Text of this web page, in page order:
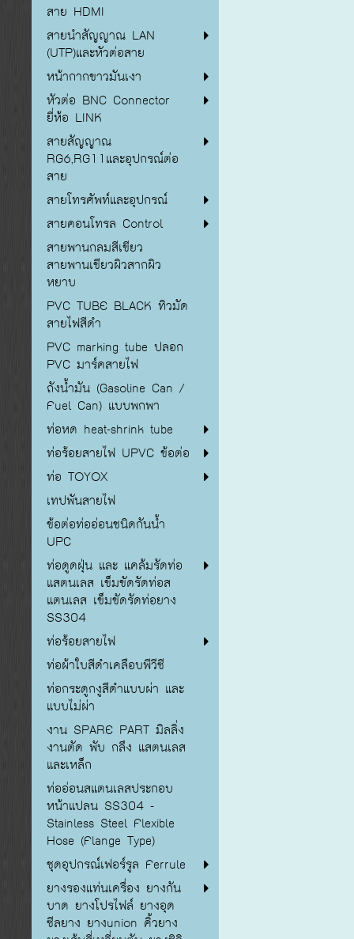
สาย HDMI
สายนำสัญญาณ LAN
(UTP)และหัวต่อสาย
หน้ากากขาวมันเงา
หัวต่อ BNC Connector
ยี่ห้อ LINK
สายสัญญาณ
RG6,RG11และอุปกรณ์ต่อ
สาย
สายโทรศัพท์และอุปกรณ์
สายคอนโทรล Control
สายพานกลมสีเขียว
สายพานเขียวผิวสากผิว
หยาบ
PVC TUBE BLACK ทิวมัด
สายไฟสีดำ
PVC marking tube ปลอก
PVC มาร์คสายไฟ
ถังน้ำมัน (Gasoline Can /
Fuel Can) แบบพกพา
ท่อหด heat-shrink tube
ท่อร้อยสายไฟ UPVC ข้อต่อ
ท่อ TOYOX
เทปพันสายไฟ
ข้อต่อท่ออ่อนชนิดกันน้ำ
UPC
ท่อดูดฝุ่น และ แคล้มรัดท่อ
แสตนเลส เข็มขัดรัดท่อส
แตนเลส เข็มขัดรัดท่อยาง
SS304
ท่อร้อยสายไฟ
ท่อผ้าใบสีดำเคลือบพีวีซี
ท่อกระดูกงูสีดำแบบผ่า และ
แบบไม่ผ่า
งาน SPARE PART มิลลิ่ง
งานตัด พับ กลึง แสตนเลส
และเหล็ก
ท่ออ่อนสแตนเลสประกอบ
หน้าแปลน SS304 -
Stainless Steel Flexible
Hose (Flange Type)
ชุดอุปกรณ์เฟอร์รูล Ferrule
ยางรองแท่นเครื่อง ยางกัน
บาด ยางโปรไฟล์ ยางอุด
ซีลยาง ยางunion คิ้วยาง